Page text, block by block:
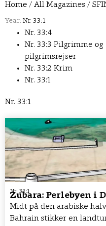
Home / All Magazines /
Year: Nr. 33:1
Nr. 33:4
Nr. 33:3 Pilgrimme og
pilgrimsrejser
Nr. 33:2 Krim
Nr. 33:1
Nr. 33:1
Nr. 33:1
Zubara: Perlebyen i
Midt på den arabiske
Bahrain stikker en